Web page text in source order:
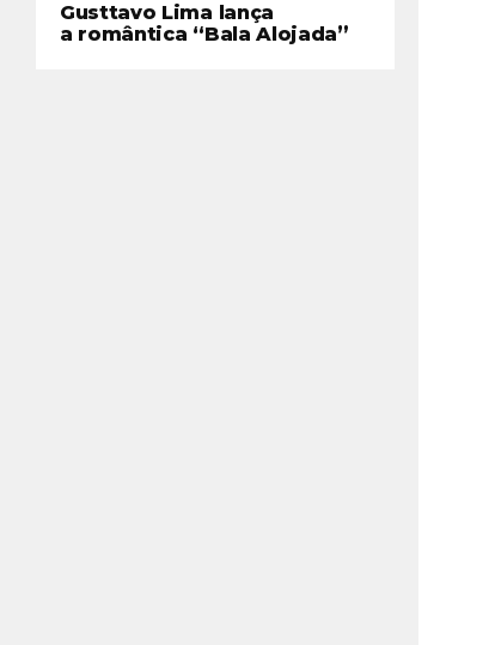
Gusttavo Lima lança
a romântica “Bala Alojada”